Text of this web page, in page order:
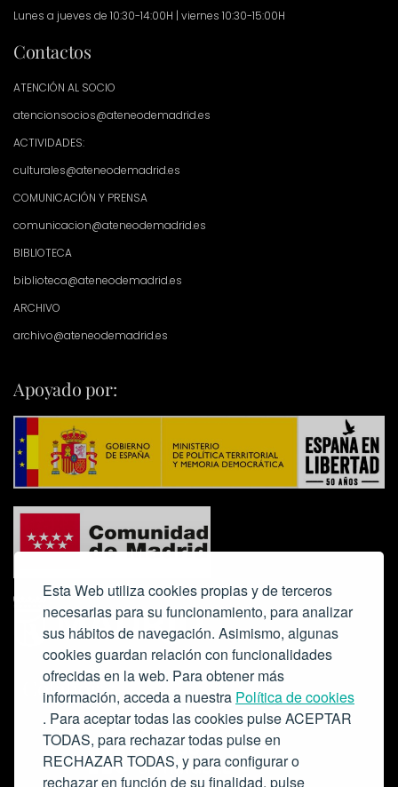
Esta Web utiliza cookies propias y de terceros
necesarias para su funcionamiento, para analizar
sus hábitos de navegación. Asimismo, algunas
cookies guardan relación con funcionalidades
ofrecidas en la web. Para obtener más
información, acceda a nuestra Política de cookies
. Para aceptar todas las cookies pulse ACEPTAR
TODAS, para rechazar todas pulse en
RECHAZAR TODAS, y para configurar o
rechazar en función de su finalidad, pulse
Lunes a jueves de 10:30-14:00H | viernes 10:30-15:00H
Contactos
ATENCIÓN AL SOCIO
atencionsocios@ateneodemadrid.es
ACTIVIDADES:
culturales@ateneodemadrid.es
COMUNICACIÓN Y PRENSA
comunicacion@ateneodemadrid.es
BIBLIOTECA
biblioteca@ateneodemadrid.es
ARCHIVO
archivo@ateneodemadrid.es
Apoyado por:
Colabora: